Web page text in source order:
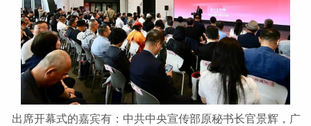
出席开幕式的嘉宾有：中共中央宣传部原秘书长官景辉，广